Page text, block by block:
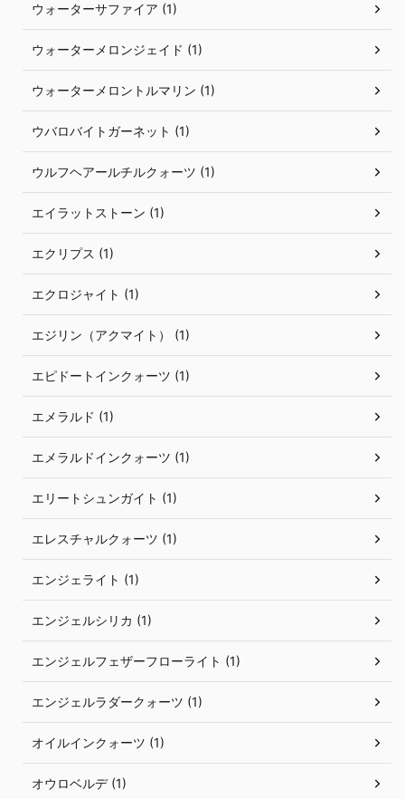
ウォーターサファイア (1)
ウォーターメロンジェイド (1)
ウォーターメロントルマリン (1)
ウバロバイトガーネット (1)
ウルフヘアールチルクォーツ (1)
エイラットストーン (1)
エクリプス (1)
エクロジャイト (1)
エジリン（アクマイト） (1)
エピドートインクォーツ (1)
エメラルド (1)
エメラルドインクォーツ (1)
エリートシュンガイト (1)
エレスチャルクォーツ (1)
エンジェライト (1)
エンジェルシリカ (1)
エンジェルフェザーフローライト (1)
エンジェルラダークォーツ (1)
オイルインクォーツ (1)
オウロベルデ (1)